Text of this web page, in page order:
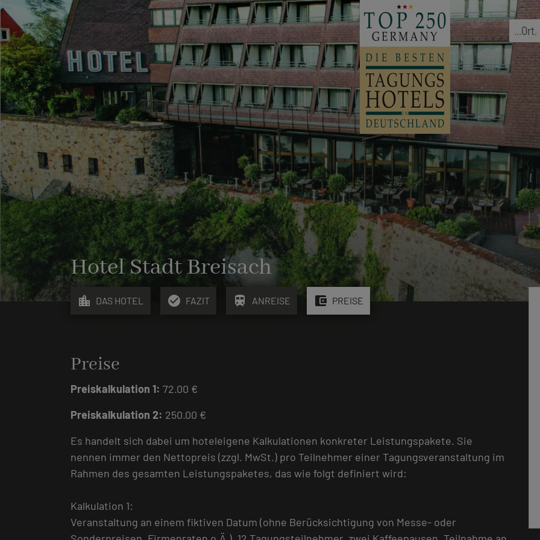
...Ort,
Hotel Stadt Breisach
location_city DAS HOTEL check_circle FAZIT train ANREISE account_balance_wallet PREISE
Preise
Preiskalkulation 1: 72.00 €
Preiskalkulation 2: 250.00 €
Es handelt sich dabei um hoteleigene Kalkulationen konkreter Leistungspakete. Sie
nennen immer den Nettopreis (zzgl. MwSt.) pro Teilnehmer einer Tagungsveranstaltung im
Rahmen des gesamten Leistungspaketes, das wie folgt definiert wird:
Kalkulation 1:
Veranstaltung an einem fiktiven Datum (ohne Berücksichtigung von Messe- oder